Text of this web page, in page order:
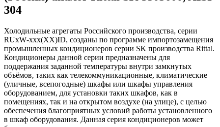
304
Холодильные агрегаты Российского производства, серии
RUxW-xxx(XX)ID, созданы по программе импортозамещения
промышленных кондиционеров серии SK производства Rittal.
Кондиционеры данной серии предназначены для
поддержания заданной температуры внутри замкнутых
объёмов, таких как телекоммуникационные, климатические
(уличные, всепогодные) шкафы или шкафы управления
оборудованием, для установки таких шкафов, как в
помещениях, так и на открытом воздухе (на улице), с целью
обеспечения благоприятных условий работы установленного
в шкаф оборудования. Данная серия кондиционеров может